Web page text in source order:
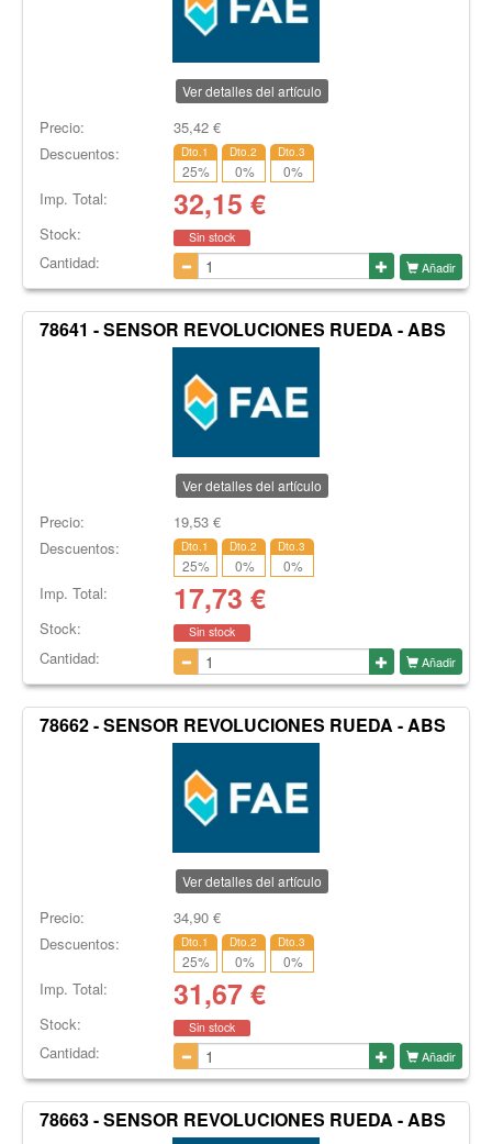
Ver detalles del artículo
Precio: 35,42€
Descuentos:
Dto.1
25%
Dto.2
0%
Dto.3
0%
Imp. Total: 32,15 €
Stock: Sin stock
Cantidad: Añadir
78641 - SENSOR REVOLUCIONES RUEDA - ABS
Ver detalles del artículo
Precio: 19,53€
Descuentos:
Dto.1
25%
Dto.2
0%
Dto.3
0%
Imp. Total: 17,73 €
Stock: Sin stock
Cantidad: Añadir
78662 - SENSOR REVOLUCIONES RUEDA - ABS
Ver detalles del artículo
Precio: 34,90€
Descuentos:
Dto.1
25%
Dto.2
0%
Dto.3
0%
Imp. Total: 31,67€
Stock: Sin stock
Cantidad: Añadir
78663 - SENSOR REVOLUCIONES RUEDA - ABS